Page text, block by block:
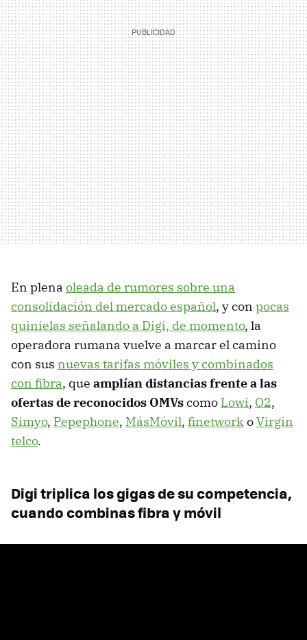
En plena oleada de rumores sobre una
consolidación del mercado español, y con pocas
quinielas señalando a Digi, de momento, la
operadora rumana vuelve a marcar el camino
con sus nuevas tarifas móviles y combinados
con fibra, que amplían distancias frente a las
ofertas de reconocidos OMVscomo Lowi, O2,
Simyo, Pepephone, MásMóvil, finetworkoVirgin
telco.
Digi triplica los gigas de su competencia,
cuando combinas fibra y móvil